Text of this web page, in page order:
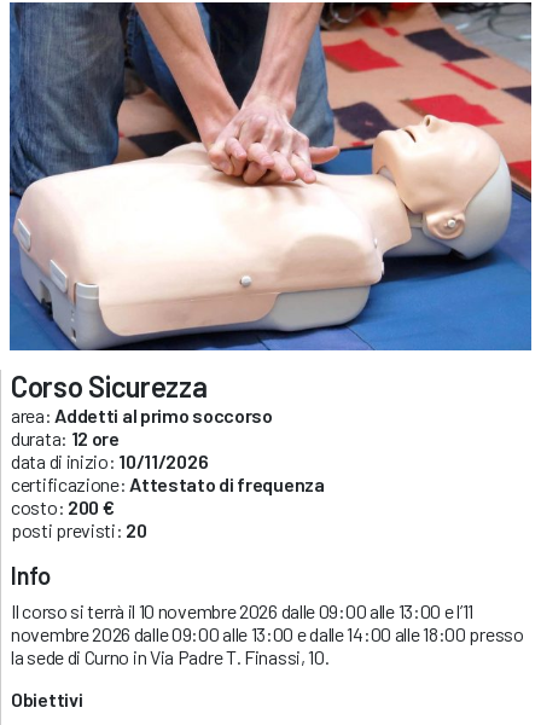
Corso Sicurezza
area: Addetti al primo soccorso
durata: 12 ore
data di inizio: 10/11/2026
certificazione: Attestato di frequenza
costo: 200 €
posti previsti: 20
Info
Il corso si terrà il 10 novembre 2026 dalle 09:00 alle 13:00 e l’11
novembre 2026 dalle 09:00 alle 13:00 e dalle 14:00 alle 18:00 presso
la sede di Curno in Via Padre T. Finassi, 10.
Obiettivi